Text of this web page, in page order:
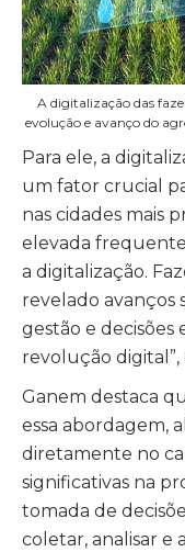
A digitalização das
evolução e avanço do
Para ele, a
um fator crucial
nas cidades mais
elevada
a digitalização.
revelado avanços
gestão e decisões
revolução
Ganem destaca
essa abordagem,
diretamente no
significativas na
tomada de
coletar, analisar e